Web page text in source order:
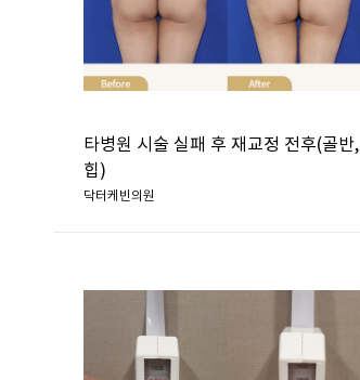
타병원 시술 실패 후 재교정 전후(골반,
힙)
닥터케빈의원